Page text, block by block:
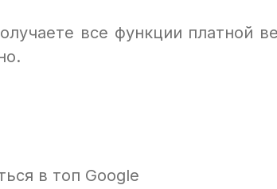
все функции платной
в топ Google